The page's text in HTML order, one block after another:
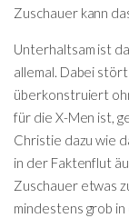
Zuschauer kann
Unterhaltsam ist
allemal. Dabei
überkonstruiert
für die X-Men ist,
Christie dazu wie
in der Faktenflut
Zuschauer etwas
mindestens grob